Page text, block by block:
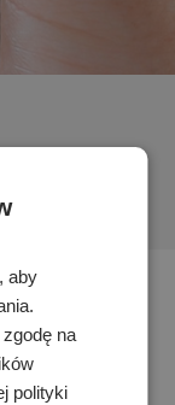
będą
aby
na
polityki